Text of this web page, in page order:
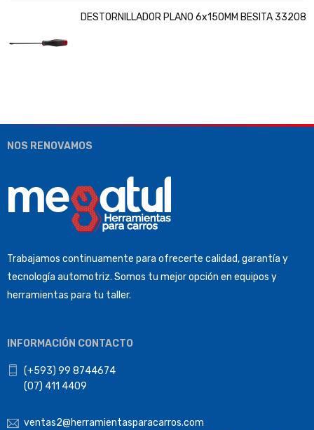
DESTORNILLADOR PLANO 6x150MM BESITA 33208
NOS RENOVAMOS
Trabajamos continuamente para ofrecerte calidad, garantía y
tecnología automotriz. Somos tu mejor opción en equipos y
herramientas para tu taller.
INFORMACIÓN CONTACTO
(+593) 99 8744674
(07) 411 4409
ventas2@herramientasparacarros.com